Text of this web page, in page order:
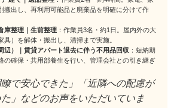
搬出し、再利用可能品と廃棄品を明確に分けて作
庫整理｜生前整理 ：作業員3名・約1日。屋内外の大
具）を解体・搬出し、清掃まで実施。
辺）｜賃貸アパート退去に伴う不用品回収 ：短納期
の確保・共用部養生を行い、管理会社との引き継ぎ
瞭で安心できた」「近隣への配慮が
」などのお声をいただいていま